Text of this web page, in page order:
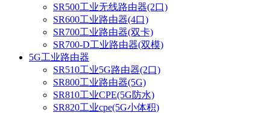
SR500工业无线路由器(2口)
SR600工业路由器(4口)
SR700工业路由器(双卡)
SR700-D工业路由器(双模)
5G工业路由器
SR510工业5G路由器(2口)
SR800工业路由器(5G)
SR810工业CPE(5G防水)
SR820工业cpe(5G小体积)